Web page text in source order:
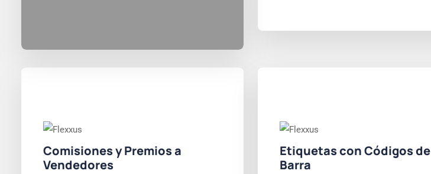
Comisiones y Premios a
Vendedores
Etiquetas con Códigos de
Barra